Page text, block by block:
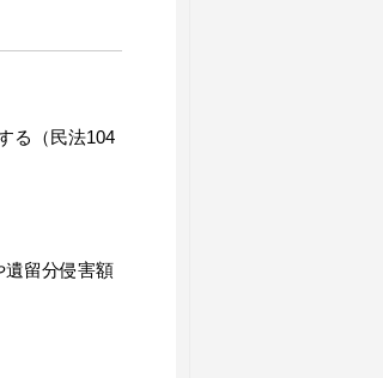
る（民法104
留分侵害額